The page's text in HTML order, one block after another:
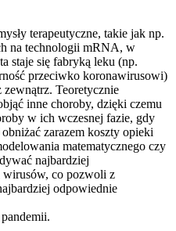
terapeutyczne, takie jak np.
na technologii mRNA, w
staje się fabryką leku (np.
przeciwko koronawirusowi)
zewnątrz. Teoretycznie
inne choroby, dzięki czemu
w ich wczesnej fazie, gdy
zarazem koszty opieki
matematycznego czy
najbardziej
wirusów, co pozwoli z
odpowiednie